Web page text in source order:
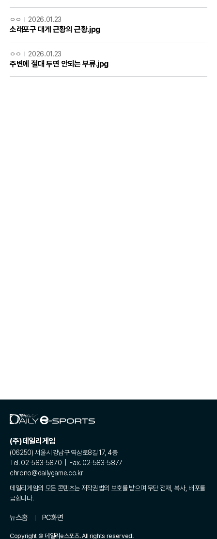
ㅇㅇ 2026.01.23
소래포구 대게 근황의 근황.jpg
ㅇㅇ 2026.01.23
주변에 절대 두면 안되는 부류.jpg
(주)데일리게임
(06250) 서울시 강남구 역삼로8길 17, 4층
Tel. 02-583-5870 | Fax. 02-583-5877
chrono@dailygame.co.kr
데일리게임의 모든 콘텐츠는 저작권법의 보호를 받으며 무단 전재, 복사, 배포를
금합니다.
뉴스홈 PC화면
Copyright © 데일리e스포츠. All rights reserved.